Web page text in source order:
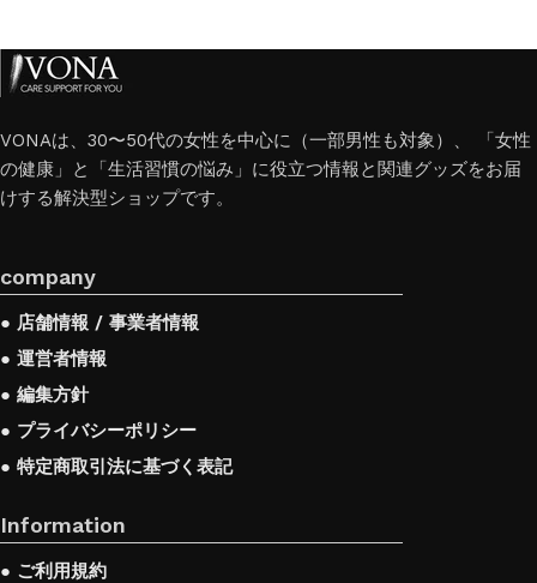
VONAは、30〜50代の女性を中心に（一部男性も対象）、 「女性
の健康」と「生活習慣の悩み」に役立つ情報と関連グッズをお届
けする解決型ショップです。
company
● 店舗情報 / 事業者情報
● 運営者情報
● 編集方針
● プライバシーポリシー
● 特定商取引法に基づく表記
Information
● ご利用規約